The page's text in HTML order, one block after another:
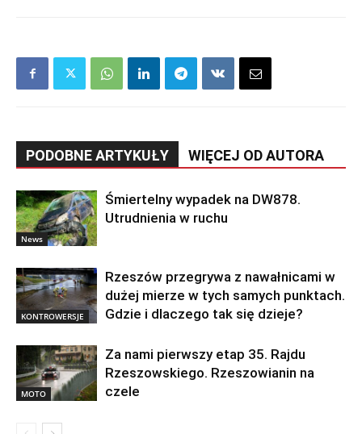
PODOBNE ARTYKUŁY WIĘCEJ OD AUTORA
News
Śmiertelny wypadek na DW878.
Utrudnienia w ruchu
KONTROWERSJE
Rzeszów przegrywa z nawałnicami w
dużej mierze w tych samych punktach.
Gdzie i dlaczego tak się dzieje?
MOTO
Za nami pierwszy etap 35. Rajdu
Rzeszowskiego. Rzeszowianin na
czele